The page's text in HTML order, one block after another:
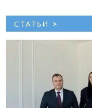
СТАТЬИ >